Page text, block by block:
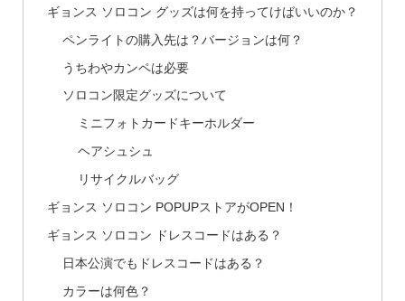
ギョンス ソロコン グッズは何を持ってけばいいのか？
ペンライトの購入先は？バージョンは何？
うちわやカンペは必要
ソロコン限定グッズについて
ミニフォトカードキーホルダー
ヘアシュシュ
リサイクルバッグ
ギョンス ソロコン POPUPストアがOPEN！
ギョンス ソロコン ドレスコードはある？
日本公演でもドレスコードはある？
カラーは何色？